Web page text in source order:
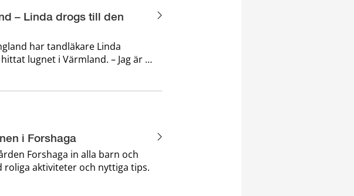
– Linda drogs till den
har tandläkare Linda
i Värmland. – Jag är så
i Forshaga
Forshaga in alla barn och
aktiviteter och nyttiga tips.